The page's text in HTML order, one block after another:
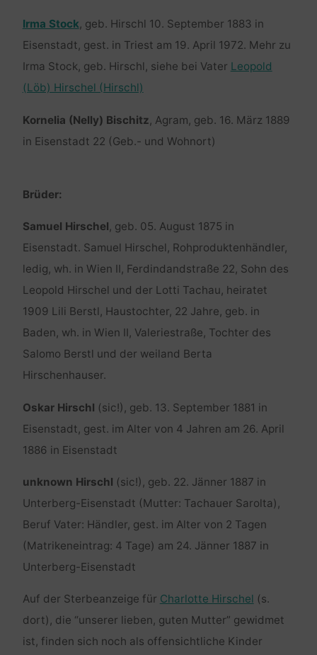
Irma Stock, geb. Hirschl 10. September 1883 in
Eisenstadt, gest. in Triest am 19. April 1972. Mehr zu
Irma Stock, geb. Hirschl, siehe bei Vater Leopold
(Löb) Hirschel (Hirschl)
Kornelia (Nelly) Bischitz, Agram, geb. 16. März 1889
in Eisenstadt 22 (Geb.- und Wohnort)
Brüder:
Samuel Hirschel, geb. 05. August 1875 in
Eisenstadt. Samuel Hirschel, Rohproduktenhändler,
ledig, wh. in Wien II, Ferdindandstraße 22, Sohn des
Leopold Hirschel und der Lotti Tachau, heiratet
1909 Lili Berstl, Haustochter, 22 Jahre, geb. in
Baden, wh. in Wien II, Valeriestraße, Tochter des
Salomo Berstl und der weiland Berta
Hirschenhauser.
Oskar Hirschl (sic!), geb. 13. September 1881 in
Eisenstadt, gest. im Alter von 4 Jahren am 26. April
1886 in Eisenstadt
unknown Hirschl (sic!), geb. 22. Jänner 1887 in
Unterberg-Eisenstadt (Mutter: Tachauer Sarolta),
Beruf Vater: Händler, gest. im Alter von 2 Tagen
(Matrikeneintrag: 4 Tage) am 24. Jänner 1887 in
Unterberg-Eisenstadt
Auf der Sterbeanzeige für Charlotte Hirschel (s.
dort), die “unserer lieben, guten Mutter” gewidmet
ist, finden sich noch als offensichtliche Kinder